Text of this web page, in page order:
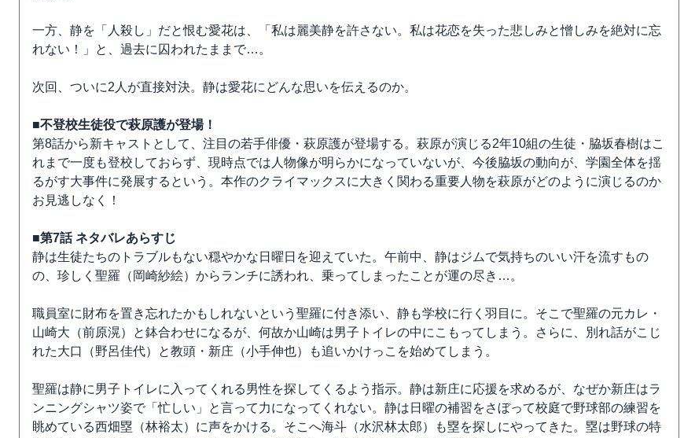
一方、静を「人殺し」だと恨む愛花は、「私は麗美静を許さない。私は花恋を失った悲しみと憎しみを絶対に忘
れない！」と、過去に囚われたままで…。
次回、ついに2人が直接対決。静は愛花にどんな思いを伝えるのか。
■不登校生徒役で萩原護が登場！
第8話から新キャストとして、注目の若手俳優・萩原護が登場する。萩原が演じる2年10組の生徒・脇坂春樹はこ
れまで一度も登校しておらず、現時点では人物像が明らかになっていないが、今後脇坂の動向が、学園全体を揺
るがす大事件に発展するという。本作のクライマックスに大きく関わる重要人物を萩原がどのように演じるのか
お見逃しなく！
■第7話 ネタバレあらすじ
静は生徒たちのトラブルもない穏やかな日曜日を迎えていた。午前中、静はジムで気持ちのいい汗を流すもの
の、珍しく聖羅（岡崎紗絵）からランチに誘われ、乗ってしまったことが運の尽き…。
職員室に財布を置き忘れたかもしれないという聖羅に付き添い、静も学校に行く羽目に。そこで聖羅の元カレ・
山崎大（前原滉）と鉢合わせになるが、何故か山崎は男子トイレの中にこもってしまう。さらに、別れ話がこじ
れた大口（野呂佳代）と教頭・新庄（小手伸也）も追いかけっこを始めてしまう。
聖羅は静に男子トイレに入ってくれる男性を探してくるよう指示。静は新庄に応援を求めるが、なぜか新庄はラ
ンニングシャツ姿で「忙しい」と言って力になってくれない。静は日曜の補習をさぼって校庭で野球部の練習を
眺めている西畑塁（林裕太）に声をかける。そこへ海斗（水沢林太郎）も塁を探しにやってきた。塁は野球の特